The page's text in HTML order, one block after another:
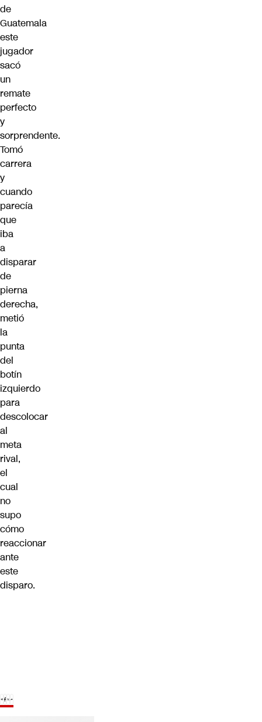
de
Guatemala
este
jugador
sacó
un
remate
perfecto
y
sorprendente.
Tomó
carrera
y
cuando
parecía
que
iba
a
disparar
de
pierna
derecha,
metió
la
punta
del
botín
izquierdo
para
descolocar
al
meta
rival,
el
cual
no
supo
cómo
reaccionar
ante
este
disparo.